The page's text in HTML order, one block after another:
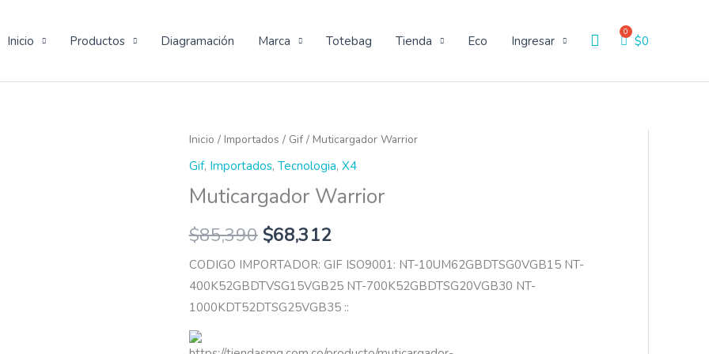
Inicio Productos Diagramación Marca Totebag Tienda Eco Ingresar Buscar$0
Inicio / Importados / Gif/ Muticargador Warrior
Gif, Importados, Tecnologia, X4
Muticargador Warrior
$85,390 $68,312
CODIGO IMPORTADOR: GIF ISO9001: NT-10UM62GBDTSG0VGB15 NT-
400K52GBDTVSG15VGB25 NT-700K52GBDTSG20VGB30 NT-
1000KDT52DTSG25VGB35 ::
Muticargador
Warrior